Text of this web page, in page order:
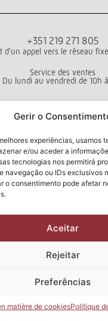
Gerir o
experiências, usamos
e/ou aceder a
tecnologias nos permitirá
navegação ou IDs exclusivos
o consentimento pode afetar
Aceitar
Rejeitar
Preferências
matière de cookiesPolitique
+351 219 271 805
d'un appel vers le réseau
Service des ventes
Du lundi au vendredi de 10h
Livro de Reclamações
Bulletin d'information
lapolitique de
et développement parCHITAS